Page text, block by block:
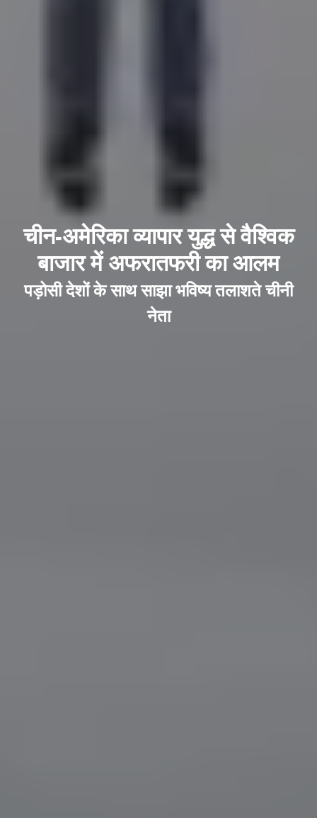
चीन-अमेरिका व्यापार युद्ध से वैश्विक
बाजार में अफरातफरी का आलम
पड़ोसी देशों के साथ साझा भविष्य तलाशते चीनी
नेता